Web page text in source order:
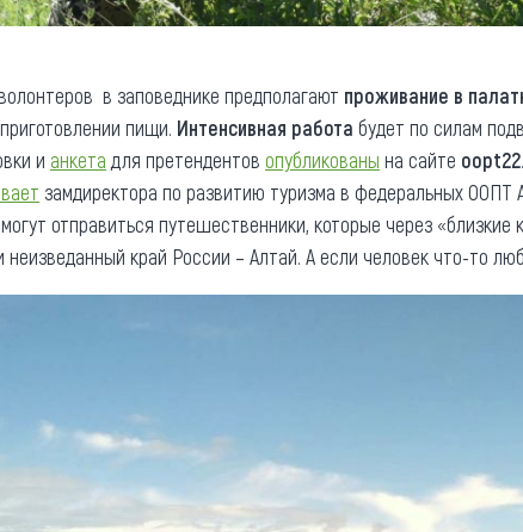
в заповеднике предполагают проживание в
пищи. Интенсивная работа будет по силам
и анкета для претендентов опубликованы на сайте
замдиректора по развитию туризма в федеральных ООПТ
отправиться путешественники, которые через «близкие
край России – Алтай. А если человек что-то